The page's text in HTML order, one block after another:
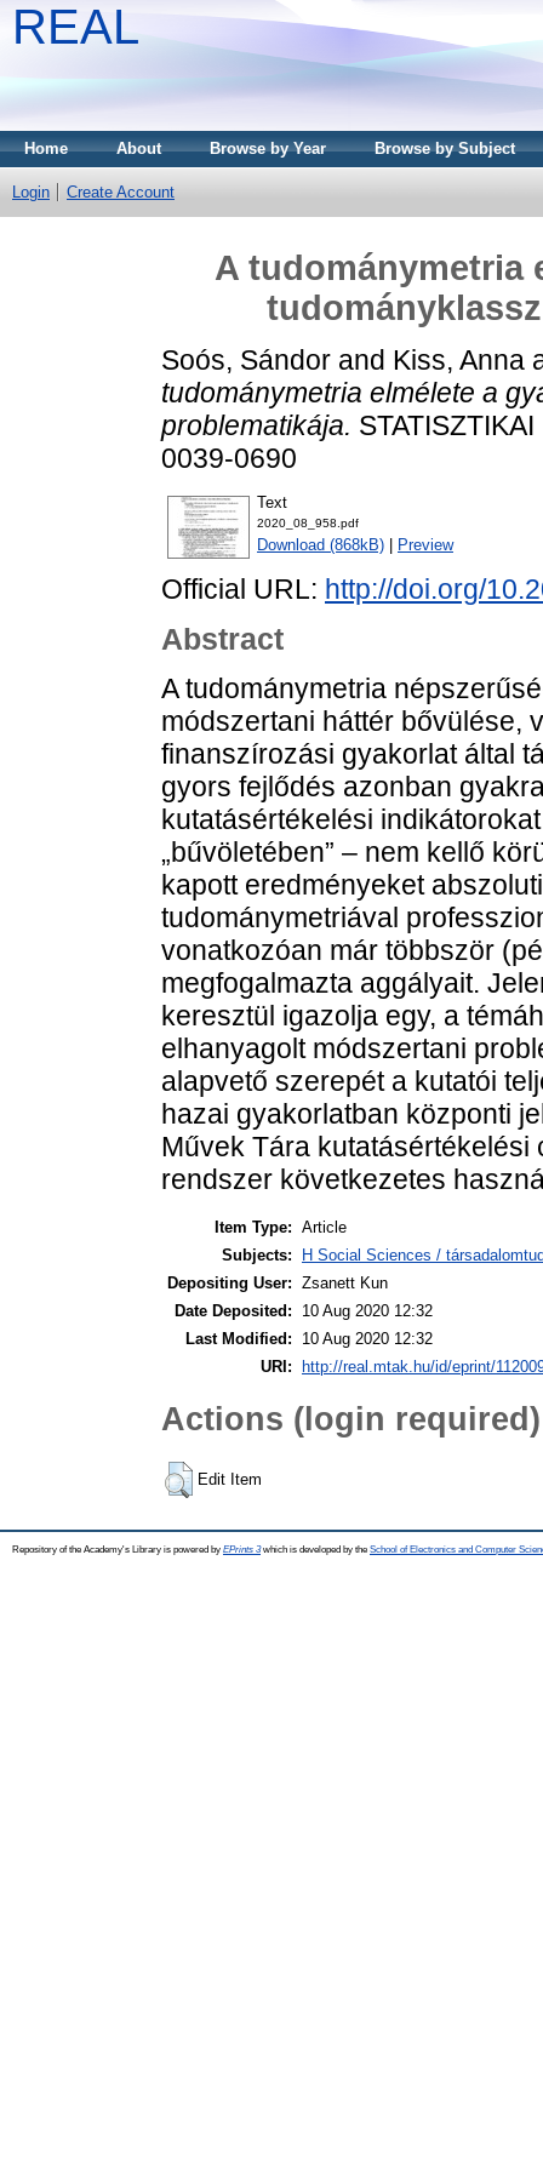
REAL
Home About Browse by Year Browse by Subject
Login Create Account
A tudománymetria
Soós, Sándor and Kiss, Anna
tudománymetria elmélete a
problematikája.
0039-0690
Text
2020_08_958.pdf
Download (868kB) Preview
Official URL: http://doi.org/
Abstract
A tudománymetria
módszertani háttér bővülése,
finanszírozási gyakorlat által
gyors fejlődés azonban
kutatásértékelési
„bűvöletében” – nem kellő
kapott eredményeket
tudománymetriával
vonatkozóan már többször
megfogalmazta aggályait.
keresztül igazolja egy, a
elhanyagolt módszertani
alapvető szerepét a kutatói
hazai gyakorlatban központi
Művek Tára
rendszer következetes
Item Type: Article
Subjects:
H Social Sciences /
Depositing User: Zsanett Kun
Date Deposited:
10 Aug 2020 12:32
Last Modified:
10 Aug 2020 12:32
URI:
http://real.mtak.hu/id/eprint/
Actions (login required)
Edit Item
Repository of the Academy's Library is powered by EPrints 3which is developed by the School of Electronics and Computer